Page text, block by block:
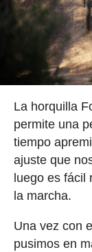
La horquilla
permite una
tiempo
ajuste que
luego es
la marcha.
Una vez con
pusimos en